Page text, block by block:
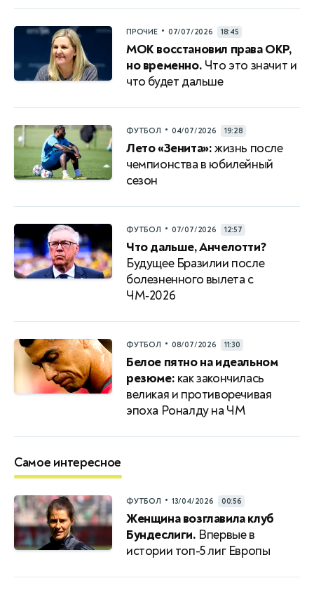
ПРОЧИЕ • 07/07/2026 18:45
МОК восстановил права ОКР,
но временно. Что это значит и
что будет дальше
ФУТБОЛ • 04/07/2026 19:28
Лето «Зенита»:жизнь после
чемпионства в юбилейный
сезон
ФУТБОЛ • 07/07/2026 12:57
Что дальше, Анчелотти?
Будущее Бразилии после
болезненного вылета с
ЧМ‑2026
ФУТБОЛ • 08/07/2026 11:30
Белое пятно на идеальном
резюме: как закончилась
великая и противоречивая
эпоха Роналду на ЧМ
Самое интересное
ФУТБОЛ • 13/04/2026 00:56
Женщина возглавила клуб
Бундеслиги. Впервые в
истории топ-5 лиг Европы